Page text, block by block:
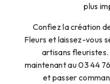
plus
Confiez la création
Fleurs et laissez-vous
artisans
maintenant au 03 44
et passer